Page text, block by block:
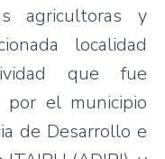
agricultoras y
localidad
que fue
por el municipio
de Desarrollo e